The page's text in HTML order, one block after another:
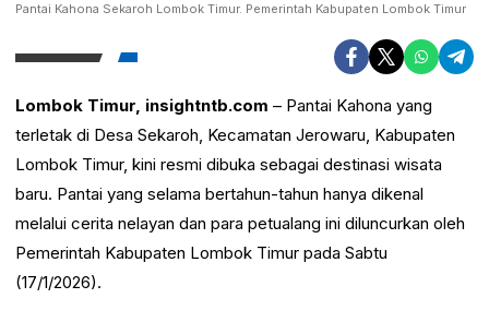
Pantai Kahona Sekaroh Lombok Timur. Pemerintah Kabupaten Lombok Timur
Lombok Timur, insightntb.com – Pantai Kahona yang
terletak di Desa Sekaroh, Kecamatan Jerowaru, Kabupaten
Lombok Timur, kini resmi dibuka sebagai destinasi wisata
baru. Pantai yang selama bertahun-tahun hanya dikenal
melalui cerita nelayan dan para petualang ini diluncurkan oleh
Pemerintah Kabupaten Lombok Timur pada Sabtu
(17/1/2026).